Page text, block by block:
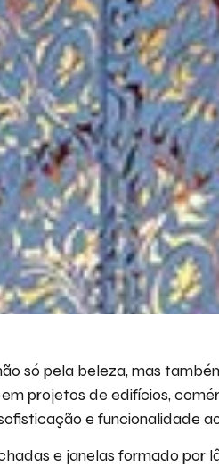
só pela beleza, mas
projetos de edifícios,
e funcionalidade
e janelas formado por